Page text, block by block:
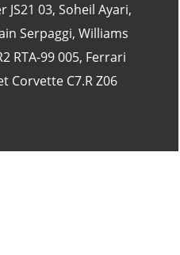
JS21 03, Soheil Ayari,
Serpaggi, Williams
RTA-99 005, Ferrari
Corvette C7.R Z06